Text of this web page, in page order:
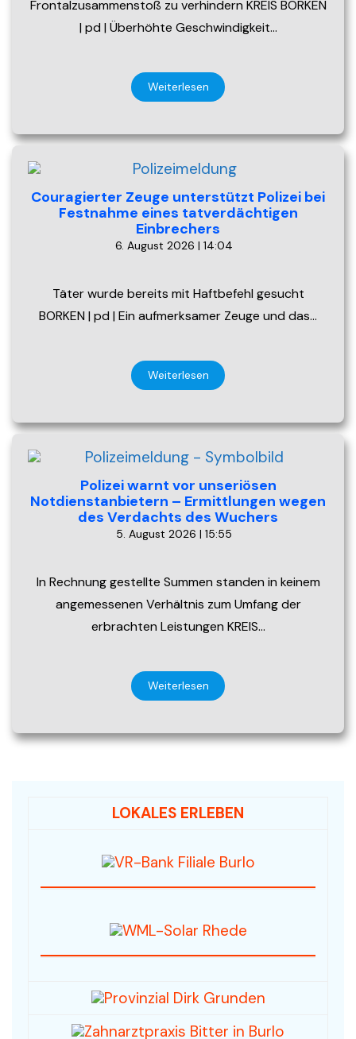
Frontalzusammenstoß zu verhindern KREIS BORKEN
| pd | Überhöhte Geschwindigkeit…
Weiterlesen
Couragierter Zeuge unterstützt Polizei bei
Festnahme eines tatverdächtigen
Einbrechers
6. August 2026 | 14:04
Täter wurde bereits mit Haftbefehl gesucht
BORKEN | pd | Ein aufmerksamer Zeuge und das…
Weiterlesen
Polizei warnt vor unseriösen
Notdienstanbietern – Ermittlungen wegen
des Verdachts des Wuchers
5. August 2026 | 15:55
In Rechnung gestellte Summen standen in keinem
angemessenen Verhältnis zum Umfang der
erbrachten Leistungen KREIS…
Weiterlesen
LOKALES ERLEBEN